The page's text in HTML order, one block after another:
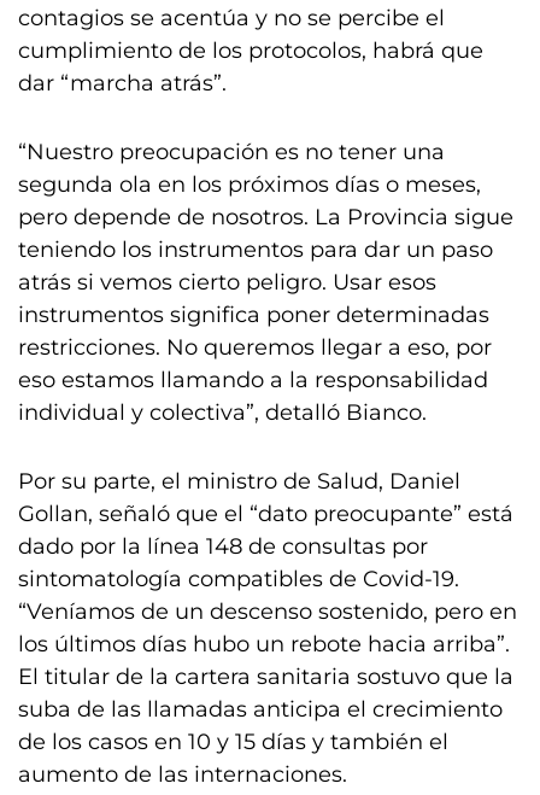
contagios se acentúa y no se percibe el
cumplimiento de los protocolos, habrá que
dar “marcha atrás”.
“Nuestro preocupación es no tener una
segunda ola en los próximos días o meses,
pero depende de nosotros. La Provincia sigue
teniendo los instrumentos para dar un paso
atrás si vemos cierto peligro. Usar esos
instrumentos significa poner determinadas
restricciones. No queremos llegar a eso, por
eso estamos llamando a la responsabilidad
individual y colectiva”, detalló Bianco.
Por su parte, el ministro de Salud, Daniel
Gollan, señaló que el “dato preocupante” está
dado por la línea 148 de consultas por
sintomatología compatibles de Covid-19.
“Veníamos de un descenso sostenido, pero en
los últimos días hubo un rebote hacia arriba”.
El titular de la cartera sanitaria sostuvo que la
suba de las llamadas anticipa el crecimiento
de los casos en 10 y 15 días y también el
aumento de las internaciones.